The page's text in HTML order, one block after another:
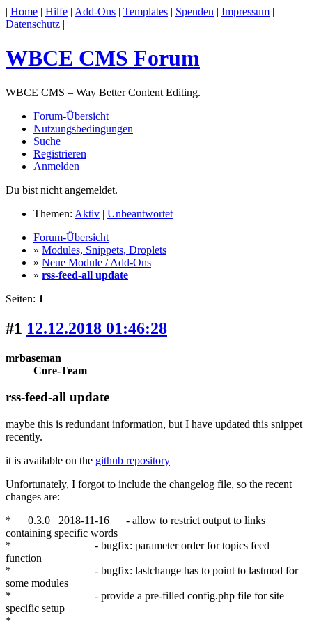
| Home | Hilfe | Add-Ons | Templates | Spenden | Impressum |
Datenschutz |
WBCE CMS Forum
WBCE CMS – Way Better Content Editing.
Forum-Übersicht
Nutzungsbedingungen
Suche
Registrieren
Anmelden
Du bist nicht angemeldet.
Themen: Aktiv | Unbeantwortet
Forum-Übersicht
» Modules, Snippets, Droplets
» Neue Module / Add-Ons
» rss-feed-all update
Seiten: 1
#1 12.12.2018 01:46:28
mrbaseman
Core-Team
rss-feed-all update
maybe this is redundant information, but I have updated this snippet
recently.
it is available on the github repository
Unfortunately, I forgot to include the changelog file, so the recent
changes are:
* 0.3.0 2018-11-16 - allow to restrict output to links
containing specific words
* - bugfix: parameter order for topics feed
function
* - bugfix: lastchange has to point to lastmod for
some modules
* - provide a pre-filled config.php file for site
specific setup
*